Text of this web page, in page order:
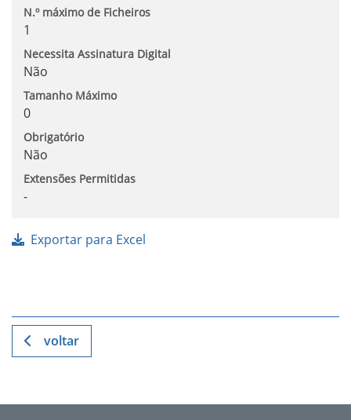
N.º máximo de Ficheiros
1
Necessita Assinatura Digital
Não
Tamanho Máximo
0
Obrigatório
Não
Extensões Permitidas
-
Exportar para Excel
voltar